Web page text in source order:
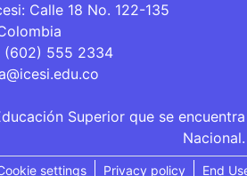
Calle 18 No. 122-135
(602) 555 2334
Superior que se
Nacional.
settings Privacy policy End